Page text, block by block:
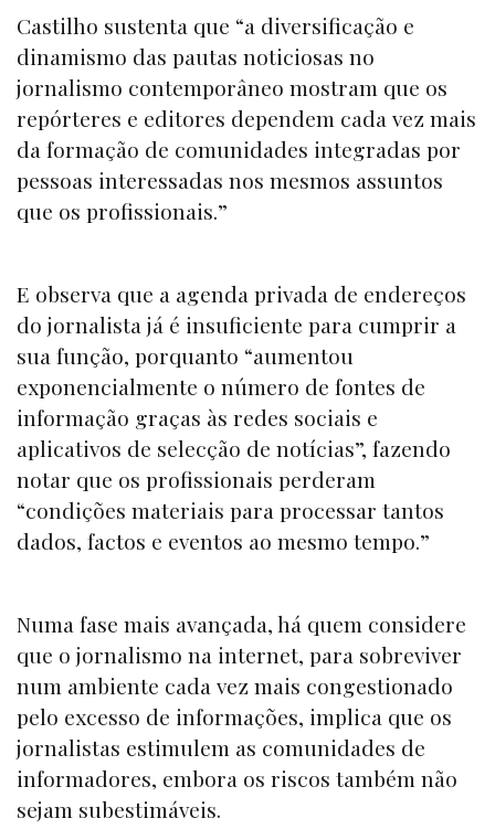
Castilho sustenta que “a diversificação e
dinamismo das pautas noticiosas no
jornalismo contemporâneo mostram que os
repórteres e editores dependem cada vez mais
da formação de comunidades integradas por
pessoas interessadas nos mesmos assuntos
que os profissionais.”
E observa que a agenda privada de endereços
do jornalista já é insuficiente para cumprir a
sua função, porquanto “aumentou
exponencialmente o número de fontes de
informação graças às redes sociais e
aplicativos de selecção de notícias”, fazendo
notar que os profissionais perderam
“condições materiais para processar tantos
dados, factos e eventos ao mesmo tempo.”
Numa fase mais avançada, há quem considere
que o jornalismo na internet, para sobreviver
num ambiente cada vez mais congestionado
pelo excesso de informações, implica que os
jornalistas estimulem as comunidades de
informadores, embora os riscos também não
sejam subestimáveis.